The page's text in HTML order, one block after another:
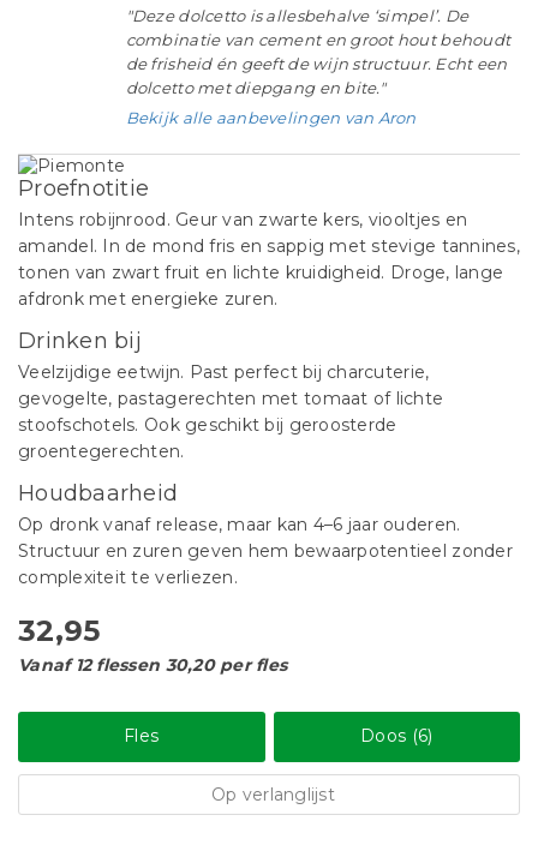
"Deze dolcetto is allesbehalve ‘simpel’. De
combinatie van cement en groot hout behoudt
de frisheid én geeft de wijn structuur. Echt een
dolcetto met diepgang en bite."
Bekijk alle aanbevelingen van Aron
Proefnotitie
Intens robijnrood. Geur van zwarte kers, viooltjes en
amandel. In de mond fris en sappig met stevige tannines,
tonen van zwart fruit en lichte kruidigheid. Droge, lange
afdronk met energieke zuren.
Drinken bij
Veelzijdige eetwijn. Past perfect bij charcuterie,
gevogelte, pastagerechten met tomaat of lichte
stoofschotels. Ook geschikt bij geroosterde
groentegerechten.
Houdbaarheid
Op dronk vanaf release, maar kan 4–6 jaar ouderen.
Structuur en zuren geven hem bewaarpotentieel zonder
complexiteit te verliezen.
32,95
Vanaf 12 flessen 30,20 per fles
Fles Doos (6)
Op verlanglijst